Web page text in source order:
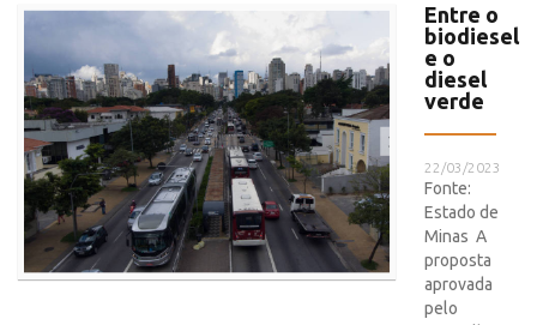
Entre o
biodiesel
e o
diesel
verde
22/03/2023
Fonte:
Estado de
Minas A
proposta
aprovada
pelo